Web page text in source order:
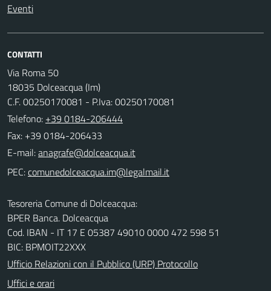
Eventi
CONTATTI
Via Roma 50
18035 Dolceacqua (Im)
C.F. 00250170081 - P.Iva: 00250170081
Telefono: +39 0184-206444
Fax: +39 0184-206433
E-mail:
PEC:
Tesoreria Comune di Dolceacqua:
BPER Banca. Dolceacqua
Cod. IBAN - IT 17 E 05387 49010 0000 472 598 51
BIC: BPMOIT22XXX
Ufficio Relazioni con il Pubblico (URP) Protocollo
Uffici e orari